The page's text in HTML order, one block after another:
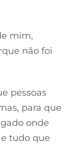
mim,
não foi
pessoas
para que
onde
tudo que